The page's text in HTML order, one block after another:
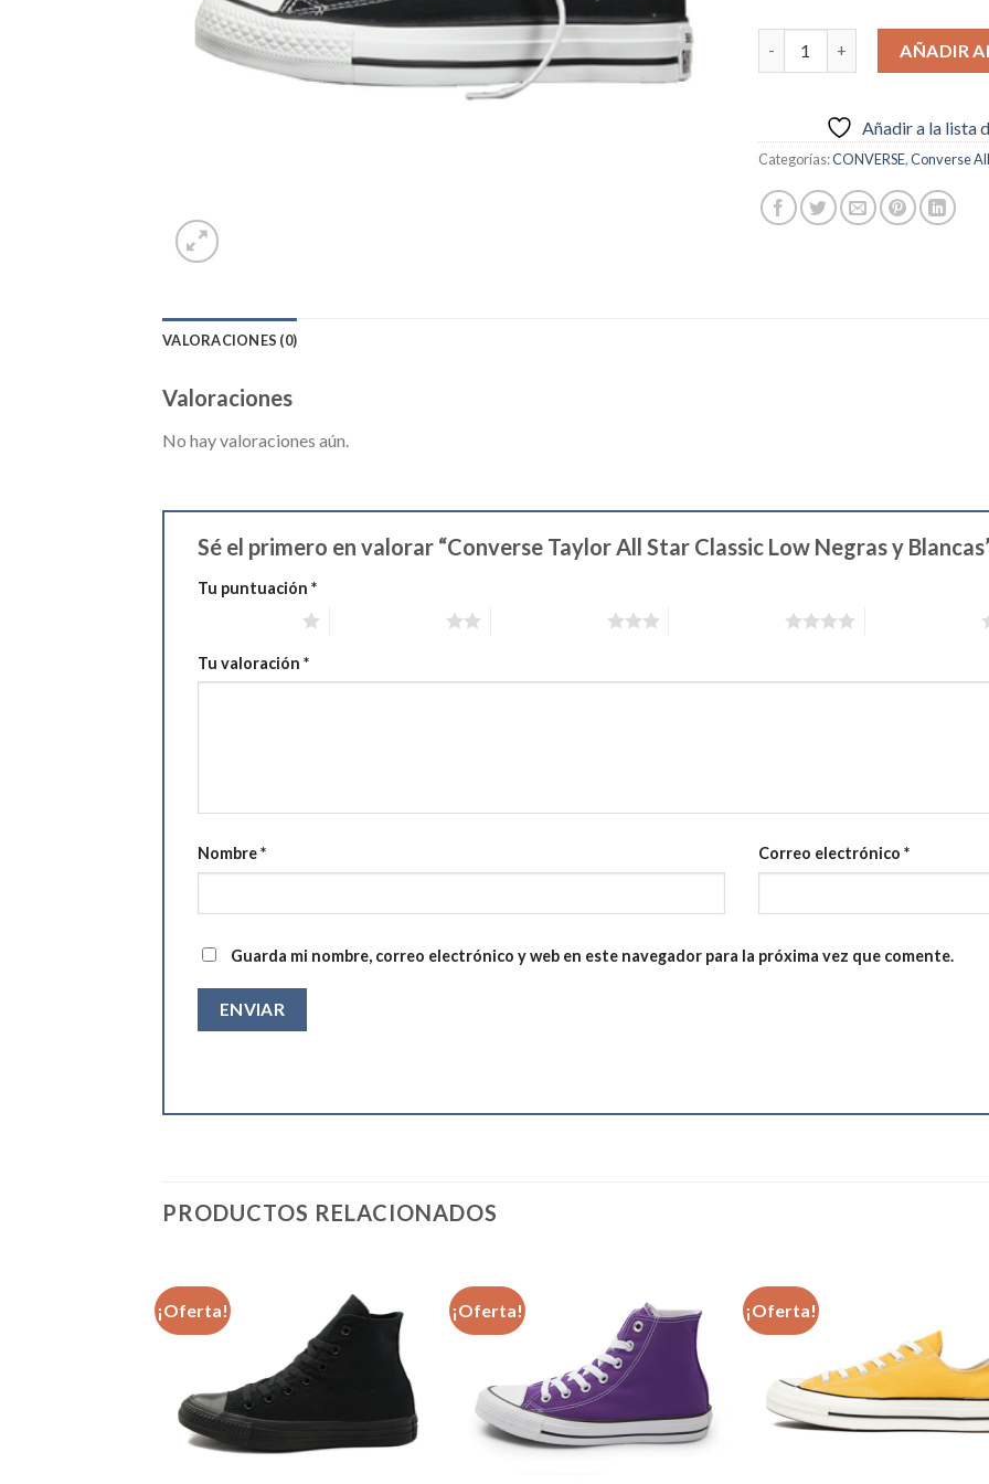
Converse Taylor All Star
AÑADIR
Añadir a la lista
Categorías:CONVERSE,Converse
VALORACIONES (0)
Valoraciones
No hay valoraciones aún.
Sé el primero en valorar “Converse Taylor All Star Classic Low Negras y
Tu puntuación *
Tu valoración *
Nombre* Correo electrónico *
Guarda mi nombre, correo electrónico y web en este navegador para la próxima vez que comente.
PRODUCTOS RELACIONADOS
¡Oferta!
Añadir
a la
lista de
deseos
¡Oferta!
Añadir
a la
lista de
deseos
¡Oferta!
a